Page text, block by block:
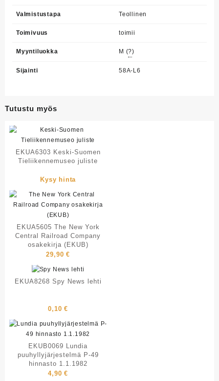
Valmistustapa Teollinen
Toimivuus toimii
Myyntiluokka M (?)
Sijainti 58A-L6
Tutustu myös
EKUA6303 Keski-Suomen
Tieliikennemuseo juliste
Kysy hinta
EKUA5605 The New York
Central Railroad Company
osakekirja (EKUB)
29,90€
EKUA8268 Spy News lehti
0,10€
EKUB0069 Lundia
puuhyllyjärjestelmä P-49
hinnasto 1.1.1982
4,90€